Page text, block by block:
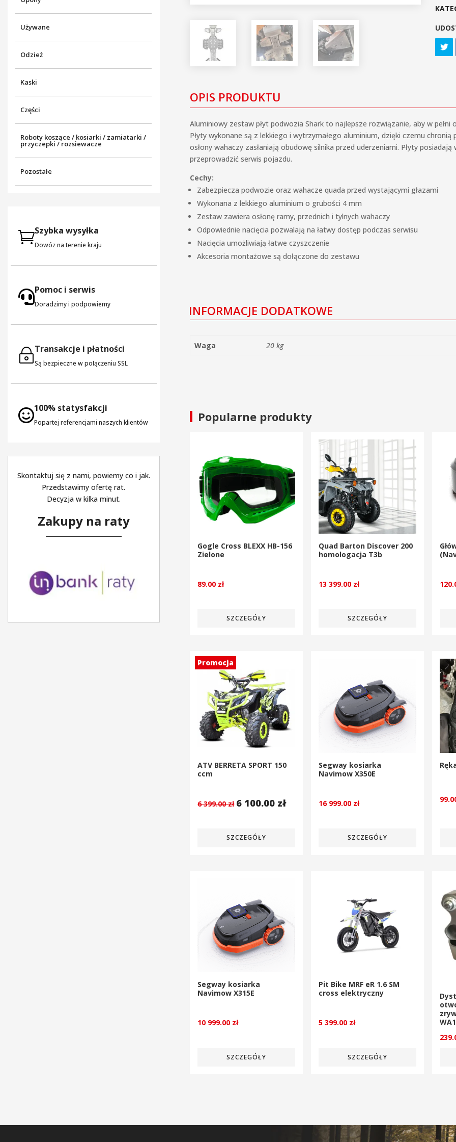
Używane
Odzież
Kaski
Części
Roboty koszące / kosiarki / zamiatarki /
przyczepki / rozsiewacze
Pozostałe
Szybka wysyłka
Dowóz na terenie kraju
Pomoc i serwis
Doradzimy i podpowiemy
~Transakcje i płatności
Są bezpieczne w połączeniu SSL
100% statysfakcji
Popartej referencjami naszych klientów
Skontaktuj się z nami, powiemy co i jak.
Przedstawimy ofertę rat.
Decyzja w kilka minut.
Zakupy na raty
OPIS PRODUKTU
Aluminiowy zestaw płyt podwozia Shark to najlepsze rozwiązanie, aby w
Płyty wykonane są z lekkiego i wytrzymałego aluminium, dzięki czemu
osłony wahaczy zasłaniają obudowę silnika przed uderzeniami. Płyty
przeprowadzić serwis pojazdu.
Cechy:
Zabezpiecza podwozie oraz wahacze quada przed wystającymi głazami
Wykonana z lekkiego aluminium o grubości 4 mm
Zestaw zawiera osłonę ramy, przednich i tylnych wahaczy
Odpowiednie nacięcia pozwalają na łatwy dostęp podczas serwisu
Nacięcia umożliwiają łatwe czyszczenie
Akcesoria montażowe są dołączone do zestawu
INFORMACJE DODATKOWE
Waga 20 kg
Popularne produkty
Gogle Cross BLEXX HB-156
Zielone
89.00 zł
SZCZEGÓŁY
Quad Barton Discover 200
homologacja T3b
13 399.00 zł
SZCZEGÓŁY
Promocja
ATV BERRETA SPORT 150
ccm
6 399.00zł 6 100.00 zł
SZCZEGÓŁY
Segway kosiarka
Navimow X350E
16 999.00 zł
SZCZEGÓŁY
Segway kosiarka
Navimow X315E
10 999.00 zł
SZCZEGÓŁY
Pit Bike MRF eR 1.6 SM
cross elektryczny
5 399.00 zł
SZCZEGÓŁY